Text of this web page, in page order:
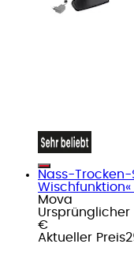
Nass-
Mova
Ursprünglicher
€
Aktueller Preis